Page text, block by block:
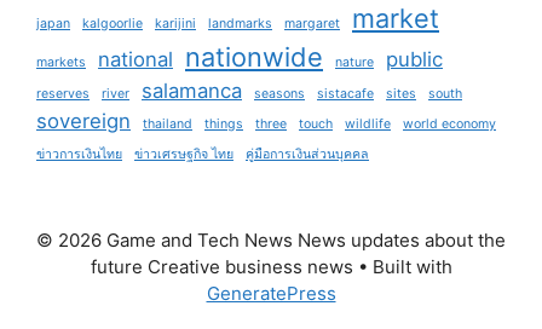
japan kalgoorlie karijini landmarks margaret market
markets national nationwide nature public
reserves river salamanca seasons sistacafe sites south
sovereign thailand things three touch wildlife
world economy
ข่าวการเงินไทย
ข่าวเศรษฐกิจ ไทย คู่มือการเงินส่วนบุคคล
© 2026 Game and Tech News News updates about the
future Creative business news • Built with
GeneratePress